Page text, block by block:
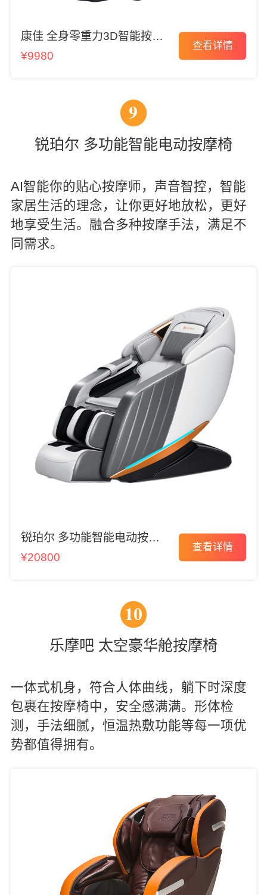
康佳 全身零重力3D智能按摩
椅
¥9980
查看详情
9
锐珀尔 多功能智能电动按摩椅
AI智能你的贴心按摩师，声音智控，智能
家居生活的理念，让你更好地放松，更好
地享受生活。融合多种按摩手法，满足不
同需求。
锐珀尔 多功能智能电动按摩
椅
¥20800
查看详情
10
乐摩吧 太空豪华舱按摩椅
一体式机身，符合人体曲线，躺下时深度
包裹在按摩椅中，安全感满满。形体检
测，手法细腻，恒温热敷功能等每一项优
势都值得拥有。